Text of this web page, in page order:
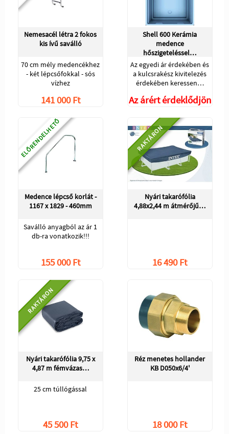
Nemesacél létra 2 fokos
kis ívű saválló
70 cm mély medencékhez
- két lépcsőfokkal - sós
vízhez
141 000 Ft
Shell 600 Kerámia
medence
hőszigeteléssel…
Az egyedi ár érdekében és
a kulcsrakész kivitelezés
érdekében keressen…
Az árért érdeklődjön
ELŐRENDELHETŐ
Medence lépcső korlát -
1167 x 1829 - 460mm
Saválló anyagból az ár 1
db-ra vonatkozik!!!
155 000 Ft
RAKTÁRON
Nyári takarófólia
4,88x2,44 m átmérőjű…
16 490 Ft
RAKTÁRON
Nyári takarófólia 9,75 x
4,87 m fémvázas…
25 cm túllógással
45 500 Ft
Réz menetes hollander
KB D050x6/4'
18 000 Ft